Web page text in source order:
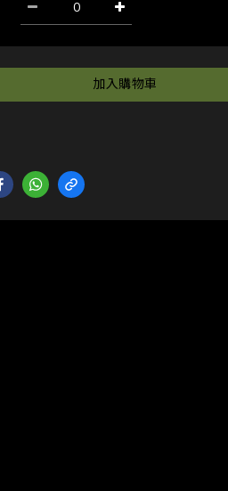
加入購物車